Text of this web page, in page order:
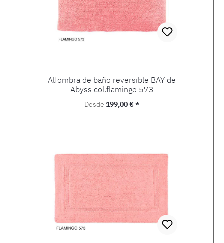
Alfombra de baño reversible BAY de
Abyss col.flamingo 573
Precio normal:
Desde 199,00 € *